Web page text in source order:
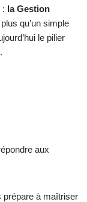
: la Gestion
qu’un simple
le pilier
aux
prépare à maîtriser